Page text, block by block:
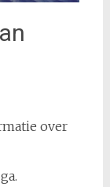
over